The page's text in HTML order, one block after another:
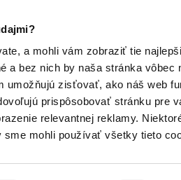
a mohli vám zobraziť tie
a bez nich by naša stránka vôbec
zisťovať, ako náš web
prispôsobovať stránku pre
relevantnej reklamy.
mohli používať všetky tieto